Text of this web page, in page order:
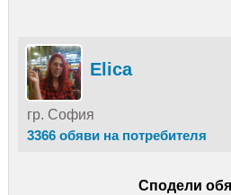
Elica
гр. София
3366 обяви на потребителя
Сподели